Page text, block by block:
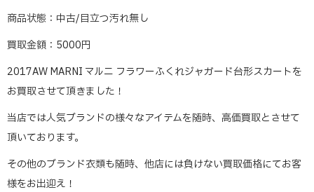
商品状態：中古/目立つ汚れ無し
買取金額：5000円
2017AW MARNI マルニ フラワーふくれジャガード台形スカートを
お買取させて頂きました！
当店では人気ブランドの様々なアイテムを随時、高価買取とさせて
頂いております。
その他のブランド衣類も随時、他店には負けない買取価格にてお客
様をお出迎え！